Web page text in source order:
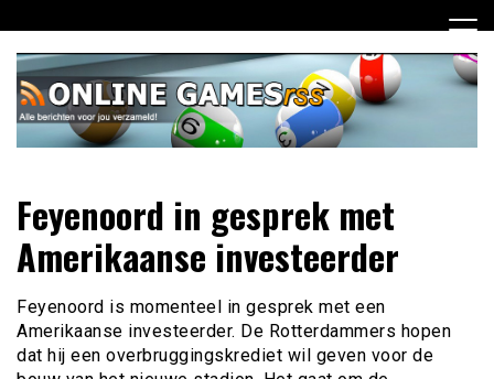
naar
inhoud
Online Games RSS
verzameld
Feyenoord in gesprek met
Amerikaanse investeerder
Feyenoord is momenteel in gesprek met een
Amerikaanse investeerder. De Rotterdammers hopen
dat hij een overbruggingskrediet wil geven voor de